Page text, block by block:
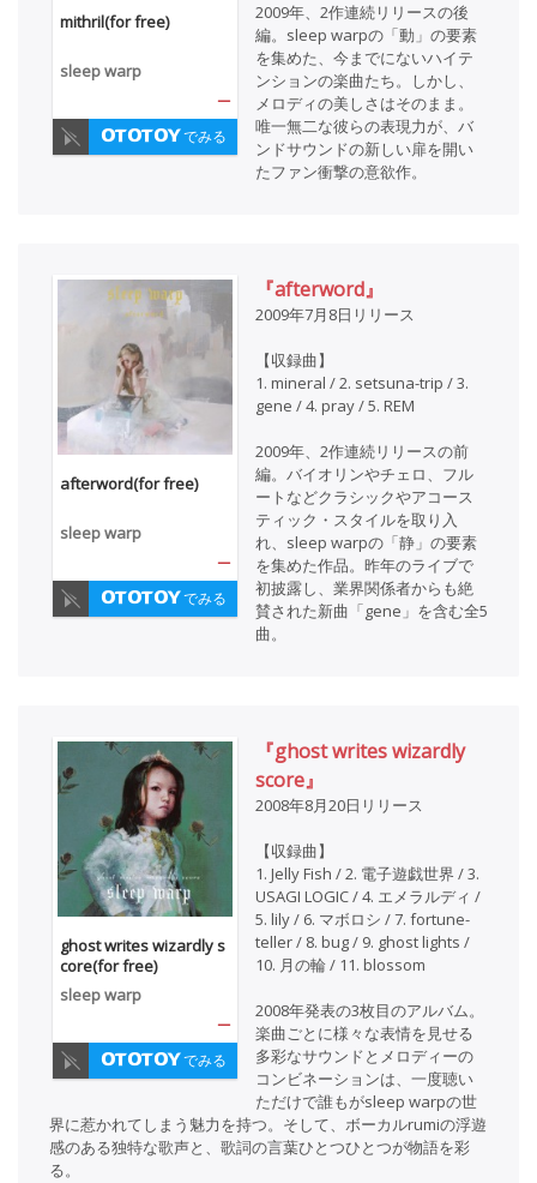
mithril(for free)
sleep warp
—
でみる
2009年、2作連続リリースの後
編。sleep warpの「動」の要素
を集めた、今までにないハイテ
ンションの楽曲たち。しかし、
メロディの美しさはそのまま。
唯一無二な彼らの表現力が、バ
ンドサウンドの新しい扉を開い
たファン衝撃の意欲作。
afterword(for free)
sleep warp
—
でみる
『afterword』
2009年7月8日リリース
【収録曲】
1. mineral / 2. setsuna-trip / 3.
gene / 4. pray / 5. REM
2009年、2作連続リリースの前
編。バイオリンやチェロ、フル
ートなどクラシックやアコース
ティック・スタイルを取り入
れ、sleep warpの「静」の要素
を集めた作品。昨年のライブで
初披露し、業界関係者からも絶
賛された新曲「gene」を含む全5
曲。
ghost writes wizardly s
core(for free)
sleep warp
—
でみる
『ghost writes wizardly
score』
2008年8月20日リリース
【収録曲】
1. Jelly Fish / 2. 電子遊戯世界 / 3.
USAGI LOGIC / 4. エメラルディ /
5. lily / 6. マボロシ / 7. fortune-
teller / 8. bug / 9. ghost lights /
10. 月の輪 / 11. blossom
2008年発表の3枚目のアルバム。
楽曲ごとに様々な表情を見せる
多彩なサウンドとメロディーの
コンビネーションは、一度聴い
ただけで誰もがsleep warpの世
界に惹かれてしまう魅力を持つ。そして、ボーカルrumiの浮遊
感のある独特な歌声と、歌詞の言葉ひとつひとつが物語を彩
る。